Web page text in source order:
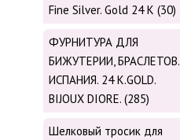
Fine Silver. Gold 24 K (30)
ФУРНИТУРА ДЛЯ
БИЖУТЕРИИ, БРАСЛЕТОВ.
ИСПАНИЯ. 24 K.GOLD.
BIJOUX DIORE. (285)
Шелковый тросик для